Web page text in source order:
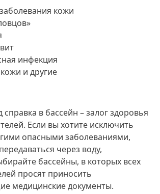
кожи
инфекция
и другие
справка в бассейн – залог здоровья
Если вы хотите исключить
опасными заболеваниями,
через воду,
бассейны, в которых всех
просят приносить
медицинские документы.